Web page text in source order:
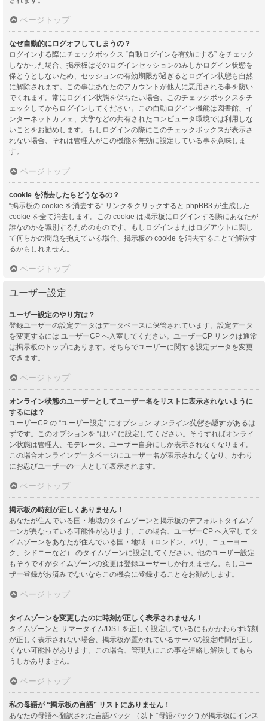
ページトップ
なぜ自動的にログオフしてしまうの？
ログインする際にチェックボックス “自動ログインを有効にする” をチェック
しなかった場合、掲示板はそのログインセッションのみしかログイン状態を
保とうとしないため、セッションの有効期限が過ぎるとログイン状態も自然
に解除されます。この事はあなたのアカウントが他人に悪用される事を防い
でくれます。常にログイン状態を保ちたい場合、このチェックボックスをチ
ェックしてからログインしてください。この自動ログイン機能は図書館、イ
ンターネットカフェ、大学などの共有されたコンピュータ環境では利用しな
いことをお勧めします。もしログインの際にこのチェックボックスが表示さ
れない場合、それは管理人がこの機能を無効に設定している事を意味しま
す。
ページトップ
cookie を消去したらどうなるの？
“掲示板の cookie を消去する” リンクをクリックすると phpBB3 が生成した
cookie を全て消去します。この cookie は掲示板にログインする際にあなたが
誰なのかを識別するためのものです。もしログインまたはログアウトに関し
て何らかの問題を抱えている場合、掲示板の cookie を消去することで解決す
るかもしれません。
ページトップ
ユーザー設定
ユーザー設定のやり方は？
登録ユーザーの設定データはデータベースに保管されています。設定データ
を変更するには ユーザーCP へ入室してください。ユーザーCP リンクは通常
は掲示板のトップにあります。そちらでユーザーに関する設定データを変更
できます。
ページトップ
オンライン状態のユーザーとしてユーザー名をリストに表示されないように
するには？
ユーザーCP の “ユーザー設定” にオプション オンライン状態を隠すがあるは
ずです。このオプションを “はい” に設定してください。そうすればオンライ
ン状態は管理人、モデレータ、ユーザー自身にしか表示されなくなります。
この場合オンラインデータページにユーザー名が表示されなくなり、かわり
にお忍びユーザーの一人として表示されます。
ページトップ
掲示板の時刻が正しくありません！
あなたが住んでいる国・地域のタイムゾーンと掲示板のデフォルトタイムゾ
ーンが異なっている可能性があります。この場合、ユーザーCP へ入室してタ
イムゾーンをあなたが住んでいる国・地域 （ロンドン、パリ、ニューヨー
ク、シドニーなど） のタイムゾーンに設定してください。他のユーザー設定
もそうですがタイムゾーンの変更は登録ユーザーしか行えません。もしユー
ザー登録がお済みでないならこの機会に登録することをお勧めします。
ページトップ
タイムゾーンを変更したのに時刻が正しく表示されません！
タイムゾーンと サマータイム/DST を正しく設定しているにもかかわらず時刻
が正しく表示されない場合、掲示板が置かれているサーバの設定時間が正し
くない可能性があります。この場合、管理人にこの事を連絡し解決してもら
うしかありません。
ページトップ
私の母語が “掲示板の言語” リストにありません！
あなたの母語へ翻訳された言語パック （以下 “母語パック”) が掲示板にインス